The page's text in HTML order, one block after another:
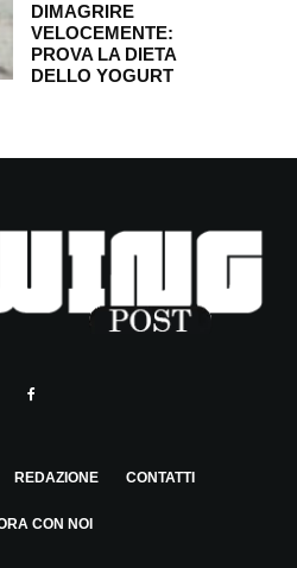
DIMAGRIRE
VELOCEMENTE:
PROVA LA DIETA
DELLO YOGURT
REDAZIONE CONTATTI
CON NOI